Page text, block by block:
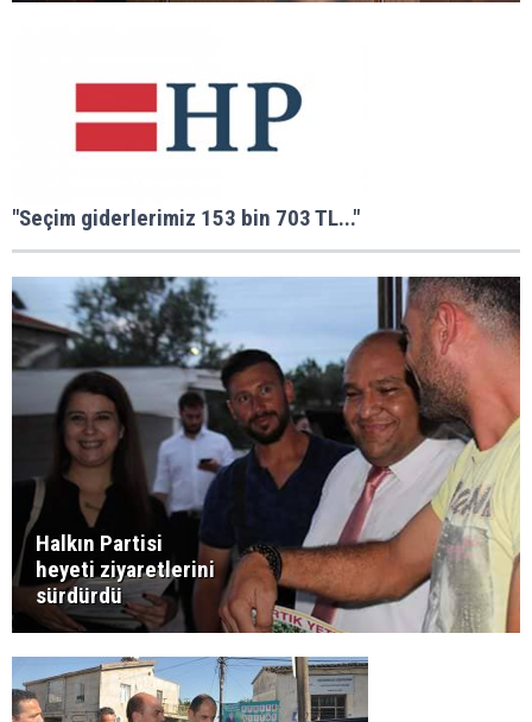
"Seçim giderlerimiz 153 bin 703 TL..."
Halkın Partisi
heyeti ziyaretlerini
sürdürdü